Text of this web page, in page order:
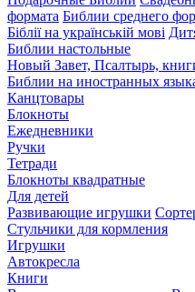
формата Библии среднего
Біблії на українській мові
Библии настольные
Новый Завет, Псалтырь,
Библии на иностранных
Канцтовары
Блокноты
Ежедневники
Ручки
Тетради
Блокноты квадратные
Для детей
Развивающие игрушки
Стульчики для кормления
Игрушки
Автокресла
Книги